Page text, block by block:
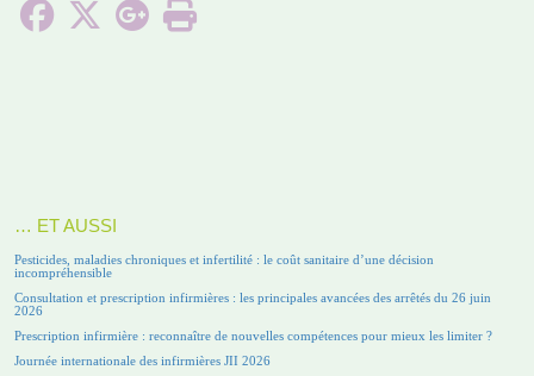
… ET AUSSI
Pesticides, maladies chroniques et infertilité : le coût sanitaire d’une décision
incompréhensible
Consultation et prescription infirmières : les principales avancées des arrêtés du 26 juin
2026
Prescription infirmière : reconnaître de nouvelles compétences pour mieux les limiter ?
Journée internationale des infirmières JII 2026